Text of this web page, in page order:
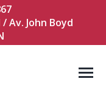
/ Av. John Boyd